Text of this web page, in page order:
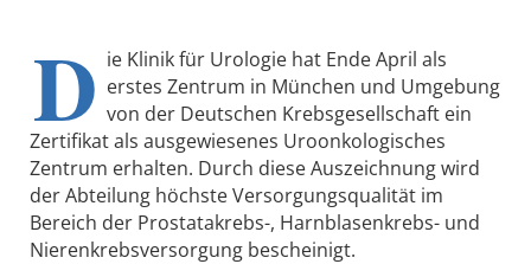
D ie Klinik für Urologie hat Ende April als
erstes Zentrum in München und Umgebung
von der Deutschen Krebsgesellschaft ein
Zertifikat als ausgewiesenes Uroonkologisches
Zentrum erhalten. Durch diese Auszeichnung wird
der Abteilung höchste Versorgungsqualität im
Bereich der Prostatakrebs-, Harnblasenkrebs- und
Nierenkrebsversorgung bescheinigt.